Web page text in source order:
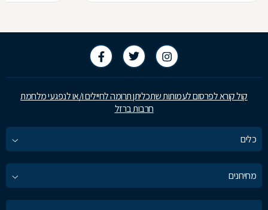
קול קורא לפרסום לעמותות שתכליתן תרומה לחיילים ו/או לנפגעי מלחמת
חרבות ברזל
כלים
מחירונים